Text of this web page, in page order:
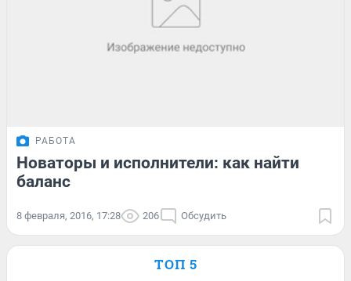
РАБОТА
Новаторы и исполнители: как найти
баланс
8 февраля, 2016, 17:28 206 Обсудить
ТОП 5